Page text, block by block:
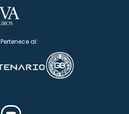
Pertenece al: